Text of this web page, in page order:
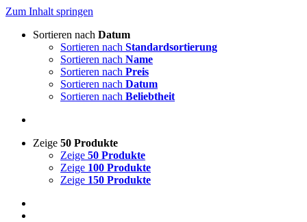
Zum Inhalt springen
Sortieren nach Datum
Sortieren nach Standardsortierung
Sortieren nach Name
Sortieren nach Preis
Sortieren nach Datum
Sortieren nach Beliebtheit
Zeige 50 Produkte
Zeige 50 Produkte
Zeige 100 Produkte
Zeige 150 Produkte